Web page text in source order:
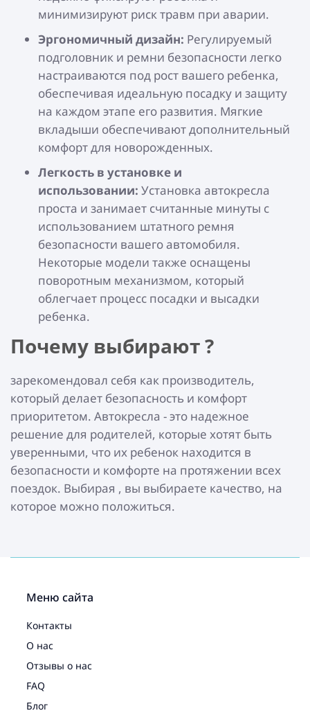
минимизируют риск травм при аварии.
Эргономичный дизайн: Регулируемый
подголовник и ремни безопасности легко
настраиваются под рост вашего ребенка,
обеспечивая идеальную посадку и защиту
на каждом этапе его развития. Мягкие
вкладыши обеспечивают дополнительный
комфорт для новорожденных.
Легкость в установке и
использовании: Установка автокресла
проста и занимает считанные минуты с
использованием штатного ремня
безопасности вашего автомобиля.
Некоторые модели также оснащены
поворотным механизмом, который
облегчает процесс посадки и высадки
ребенка.
Почему выбирают ?
зарекомендовал себя как производитель,
который делает безопасность и комфорт
приоритетом. Автокресла - это надежное
решение для родителей, которые хотят быть
уверенными, что их ребенок находится в
безопасности и комфорте на протяжении всех
поездок. Выбирая , вы выбираете качество, на
которое можно положиться.
Меню сайта
Контакты
О нас
Отзывы о нас
FAQ
Блог